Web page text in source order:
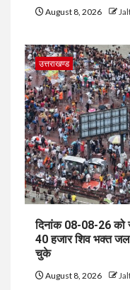
August 8, 2026
उत्तराखण्ड
दिनांक 08-08-26
40 हजार शिव भक्त
चुके
August 8, 2026